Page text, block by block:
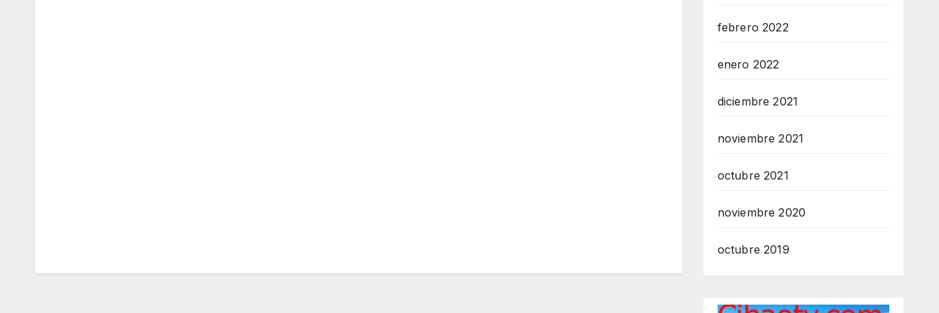
febrero 2022
enero 2022
diciembre 2021
noviembre 2021
octubre 2021
noviembre 2020
octubre 2019